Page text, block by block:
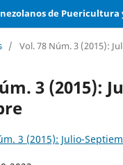
de Puericultura
/ Vol. 78 Núm. 3 (2015):
3 (2015):